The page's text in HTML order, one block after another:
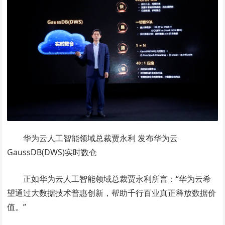
华为云人工智能领域总裁贾永利 发布华为云
GaussDB(DWS)实时数仓
正如华为云人工智能领域总裁贾永利所言：“华为云希
望通过大数据技术普惠创新，帮助千行百业真正释放数据价
值。”